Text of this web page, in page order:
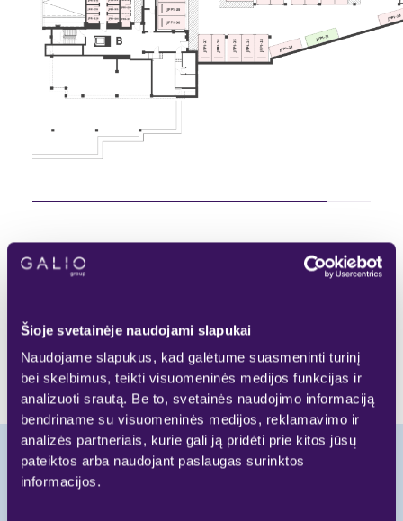
Šioje svetainėje naudojami slapukai
Naudojame slapukus, kad galėtume suasmeninti turinį
bei skelbimus, teikti visuomeninės medijos funkcijas ir
analizuoti srautą. Be to, svetainės naudojimo informaciją
bendriname su visuomeninės medijos, reklamavimo ir
analizės partneriais, kurie gali ją pridėti prie kitos jūsų
pateiktos arba naudojant paslaugas surinktos
informacijos.
Pasirinktas
Parduotas